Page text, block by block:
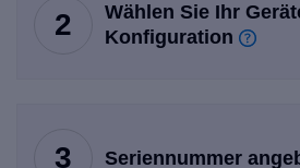
2
Wählen Sie Ihr
Konfiguration
3 Seriennummer